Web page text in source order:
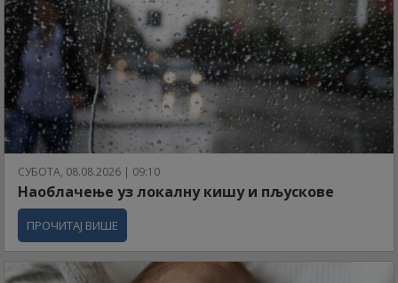
СУБОТА, 08.08.2026 | 09:10
Наоблачење уз локалну кишу и пљускове
ПРОЧИТАЈ ВИШЕ